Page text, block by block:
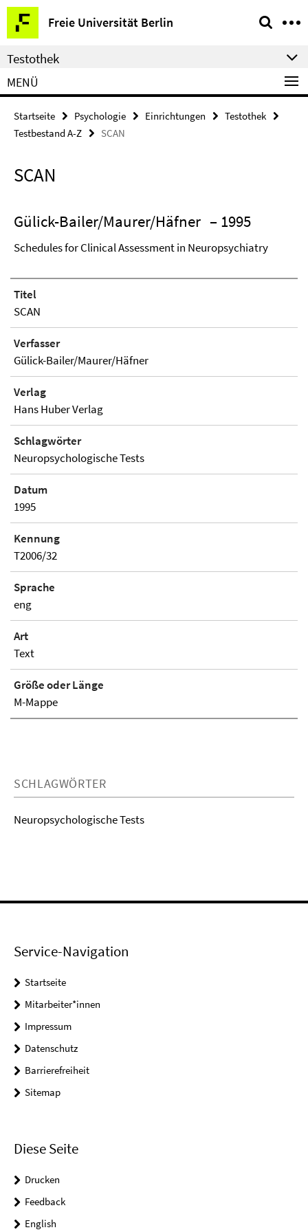
Springe
direkt
zu
Inhalt
Freie Universität Berlin
Service-
Navigation
Testothek
MENÜ
Startseite Psychologie Einrichtungen
Testothek
Testbestand A-Z
SCAN
SCAN
Gülick-Bailer/Maurer/Häfner – 1995
Schedules for Clinical Assessment in Neuropsychiatry
Titel
SCAN
Verfasser
Gülick-Bailer/Maurer/Häfner
Verlag
Hans Huber Verlag
Schlagwörter
Neuropsychologische Tests
Datum
1995
Kennung
T2006/32
Sprache
eng
Art
Text
Größe oder Länge
M-Mappe
SCHLAGWÖRTER
Neuropsychologische Tests
Service-Navigation
Startseite
Mitarbeiter*innen
Impressum
Datenschutz
Barrierefreiheit
Sitemap
Diese Seite
Drucken
Feedback
English